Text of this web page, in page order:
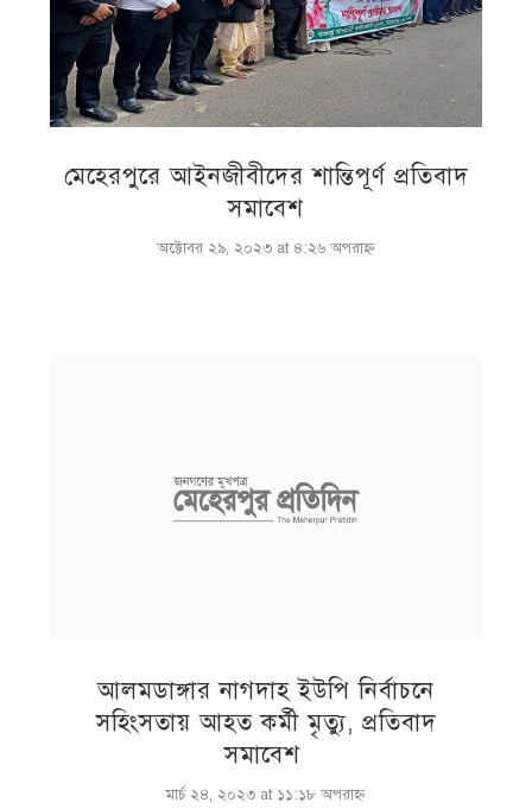
মেহেরপুরে আইনজীবীদের শান্তিপূর্ণ প্রতিবাদ
সমাবেশ
অক্টোবর ২৯, ২০২৩ at ৪:২৬ অপরাহ্ণ
আলমডাঙ্গার নাগদাহ ইউপি নির্বাচনে
সহিংসতায় আহত কর্মী মৃত্যু, প্রতিবাদ
সমাবেশ
মার্চ ২৪, ২০২৩ at ১১:১৮ অপরাহ্ণ